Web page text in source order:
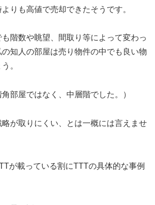
りも高値で売却できたそうです。
階数や眺望、間取り等によって変わっ
知人の部屋は売り物件の中でも良い物
。
角部屋ではなく、中層階でした。）
が取りにくい、とは一概には言えませ
が載っている割にTTTの具体的な事例